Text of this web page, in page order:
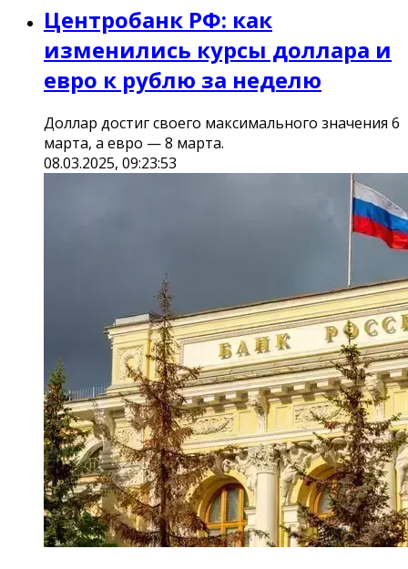
Центробанк РФ: как
изменились курсы доллара и
евро к рублю за неделю
Доллар достиг своего максимального значения 6
марта, а евро — 8 марта.
08.03.2025, 09:23:53